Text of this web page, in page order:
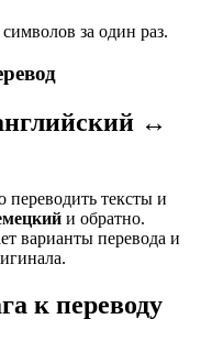
символов за один раз.
↔
переводить тексты и
и обратно.
варианты перевода и
к переводу